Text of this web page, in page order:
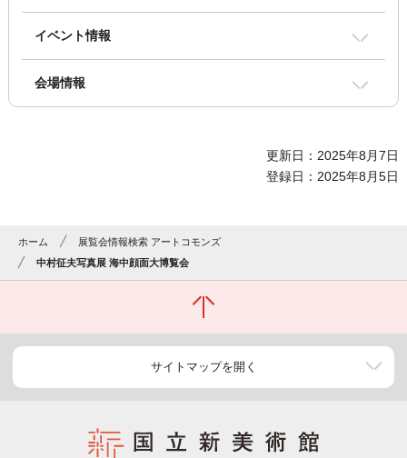
イベント情報
会場情報
更新日：2025年8月7日
登録日：2025年8月5日
ホーム
展覧会情報検索 アートコモンズ
中村征夫写真展 海中顔面大博覧会
サイトマップを開く